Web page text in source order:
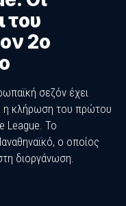
του
2ο
σεζόν έχει
η κλήρωση του πρώτου
League. Το
ο οποίος
διοργάνωση.